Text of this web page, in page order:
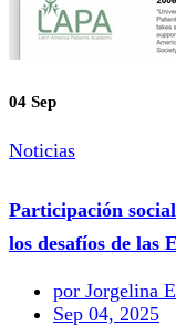
04 Sep
Noticias
Participación
los desafíos de las
por Jorgelina
Sep 04, 2025